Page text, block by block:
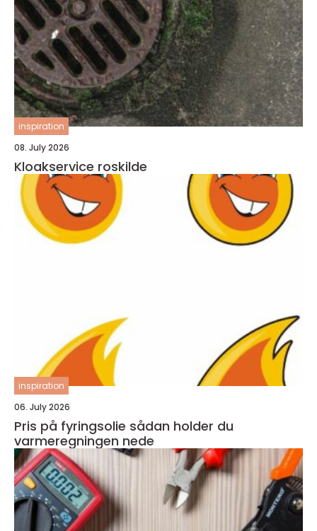
inspiration
08. July 2026
Kloakservice roskilde
inspiration
06. July 2026
Pris på fyringsolie sådan holder du
varmeregningen nede